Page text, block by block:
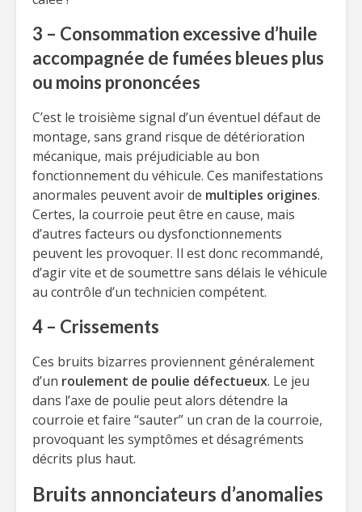
3 – Consommation excessive d’huile
accompagnée de fumées bleues plus
ou moins prononcées
C’est le troisième signal d’un éventuel défaut de
montage, sans grand risque de détérioration
mécanique, mais préjudiciable au bon
fonctionnement du véhicule. Ces manifestations
anormales peuvent avoir de multiples origines.
Certes, la courroie peut être en cause, mais
d’autres facteurs ou dysfonctionnements
peuvent les provoquer. Il est donc recommandé,
d’agir vite et de soumettre sans délais le véhicule
au contrôle d’un technicien compétent.
4 – Crissements
Ces bruits bizarres proviennent généralement
d’un roulement de poulie défectueux. Le jeu
dans l’axe de poulie peut alors détendre la
courroie et faire “sauter” un cran de la courroie,
provoquant les symptômes et désagréments
décrits plus haut.
Bruits annonciateurs d’anomalies